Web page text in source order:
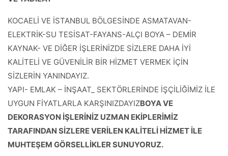
KOCAELİ VE İSTANBUL BÖLGESİNDE ASMATAVAN-
ELEKTRİK-SU TESİSAT-FAYANS-ALÇI BOYA – DEMİR
KAYNAK- VE DİĞER İŞLERİNİZDE SİZLERE DAHA İYİ
KALİTELİ VE GÜVENİLİR BİR HİZMET VERMEK İÇİN
SİZLERİN YANINDAYIZ.
YAPI- EMLAK – İNŞAAT_ SEKTÖRLERİNDE İŞÇİLİĞİMİZ İLE
UYGUN FİYATLARLA KARŞINIZDAYIZBOYA VE
DEKORASYON İŞLERİNİZ UZMAN EKİPLERİMİZ
TARAFINDAN SİZLERE VERİLEN KALİTELİ HİZMET İLE
MUHTEŞEM GÖRSELLİKLER SUNUYORUZ.